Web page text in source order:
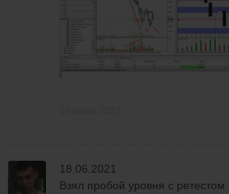
18.06.2021
Взял пробой уровня с ретестом